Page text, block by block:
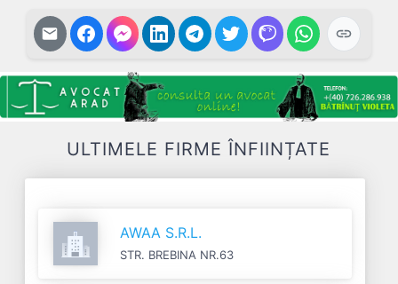
ULTIMELE FIRME ÎNFIINȚATE
AWAA S.R.L.
STR. BREBINA NR.63